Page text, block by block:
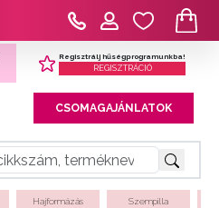
Regisztrálj hűségprogramunkba!
REGISZTRÁCIÓ
CSOMAGAJÁNLATOK
Hajformázás Szempilla